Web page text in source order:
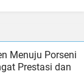
Menuju Porseni
Prestasi dan